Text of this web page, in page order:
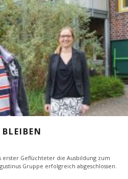
erster Geflüchteter die Ausbildung zum
Gruppe erfolgreich abgeschlossen.